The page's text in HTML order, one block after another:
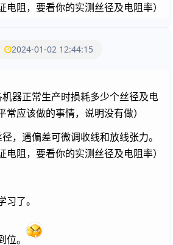
电阻，要看你的实测丝径及电阻率）
2024-01-02 12:44:15
器正常生产时损耗多少个丝径及电
应该做的事情，说明没有做）
，遇偏差可微调收线和放线张力。
电阻，要看你的实测丝径及电阻率）
了。
。